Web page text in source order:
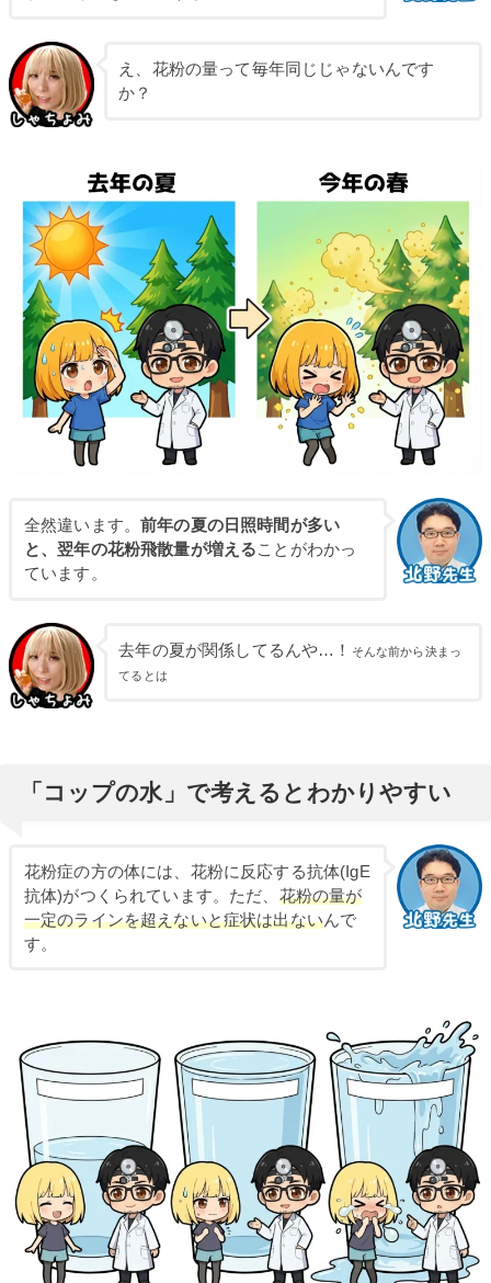
え、花粉の量って毎年同じじゃないんです
か？
全然違います。前年の夏の日照時間が多い
と、翌年の花粉飛散量が増えることがわかっ
ています。
去年の夏が関係してるんや…！
そんな前から決まっ
てるとは
「コップの水」で考えるとわかりやすい
花粉症の方の体には、花粉に反応する抗体(IgE
抗体)がつくられています。ただ、 花粉の量が
一定のラインを超えないと症状は出ないんで
す。